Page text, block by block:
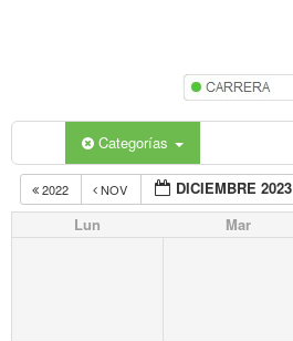
Categorías
2022 NOV DICIEMBRE 2023
Lun Mar